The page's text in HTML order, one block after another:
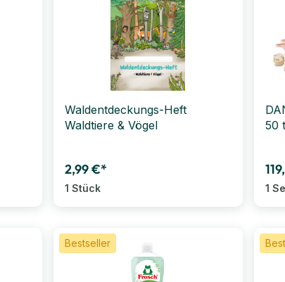
Waldentdeckungs-Heft
Waldtiere & Vögel
2,99 €*
1 Stück
50
1
Bestseller